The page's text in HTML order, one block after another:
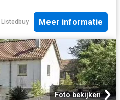
Listedbuy Meer informatie
Foto bekijken